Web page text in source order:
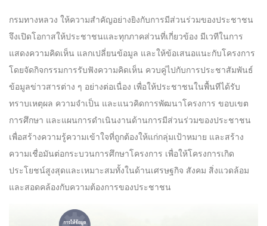
กรมทางหลวง ให้ความสําคัญอย่างยิงกับการมีส่วนร่วมของประชาชน
จึงเปิดโอกาสให้ประชาชนและทุกภาคส่วนที่เกี่ยวข้อง มีเวทีในการ
แสดงความคิดเห็น แลกเปลี่ยนข้อมูล และให้ข้อเสนอแนะกับโครงการ
โดยจัดกิจกรรมการรับฟังความคิดเห็น ควบคู่ไปกับการประชาสัมพันธ์
ข้อมูลข่าวสารต่าง ๆ อย่างต่อเนื่อง เพื่อให้ประชาชนในพื้นทีได้รับ
ทราบเหตุผล ความจําเป็น และแนวคิดการพัฒนาโครงการ ขอบเขต
การศึกษา และแผนการดําเนินงานด้านการมีส่วนร่วมของประชาชน
เพื่อสร้างความรู้ความเข้าใจที่ถูกต้องให้แก่กลุ่มเป้าหมาย และสร้าง
ความเชื่อมันต่อกระบวนการศึกษาโครงการ เพื่อให้โครงการเกิด
ประโยชน์สูงสุดและเหมาะสมทั้งในด้านเศรษฐกิจ สังคม สิ่งแวดล้อม
และสอดคล้องกับความต้องการของประชาชน